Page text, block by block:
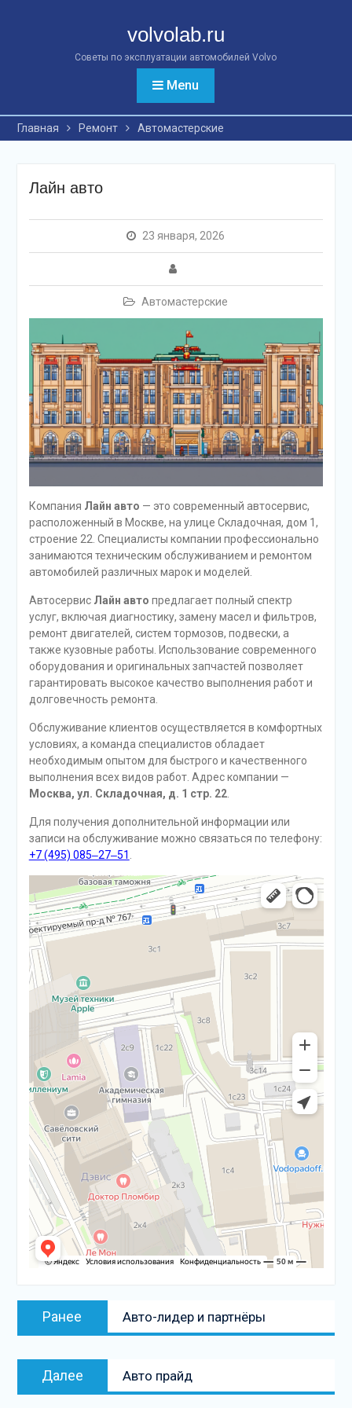
volvolab.ru
Советы по эксплуатации автомобилей Volvo
Menu
Главная Ремонт Автомастерские
Лайн авто
23 января, 2026
Автомастерские
Компания Лайн авто — это современный автосервис,
расположенный в Москве, на улице Складочная, дом 1,
строение 22. Специалисты компании профессионально
занимаются техническим обслуживанием и ремонтом
автомобилей различных марок и моделей.
Автосервис Лайн авто предлагает полный спектр
услуг, включая диагностику, замену масел и фильтров,
ремонт двигателей, систем тормозов, подвески, а
также кузовные работы. Использование современного
оборудования и оригинальных запчастей позволяет
гарантировать высокое качество выполнения работ и
долговечность ремонта.
Обслуживание клиентов осуществляется в комфортных
условиях, а команда специалистов обладает
необходимым опытом для быстрого и качественного
выполнения всех видов работ. Адрес компании —
Москва, ул. Складочная, д. 1 стр. 22.
Для получения дополнительной информации или
записи на обслуживание можно связаться по телефону:
+7 (495) 085‒27‒51 .
Навигация
Ранее
Предыдущая
запись:
Авто-лидер и партнёры
Далее
Следующая
запись
Авто прайд